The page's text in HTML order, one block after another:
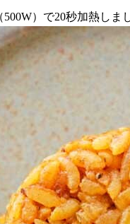
）で20秒加熱しま